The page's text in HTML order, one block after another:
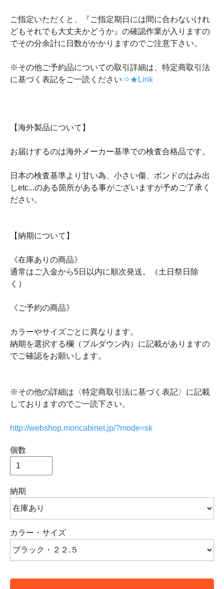
ご指定いただくと、『ご指定期日には間に合わないけれ
どもそれでも大丈夫かどうか』の確認作業が入りますの
でその分余計に日数がかかりますのでご注意下さい。
※その他ご予約品についての取引詳細は、特定商取引法
に基づく表記をご一読ください⇒★Link
【海外製品について】
お届けするのは海外メーカー基準での検査合格品です。
日本の検査基準より甘い為、小さい傷、ボンドのはみ出
しetc...のある箇所がある事がございますが予めご了承く
ださい。
【納期について】
《在庫ありの商品》
通常はご入金から5日以内に順次発送。（土日祭日除
く）
《ご予約の商品》
カラーやサイズごとに異なります。
納期を選択する欄（プルダウン内）に記載がありますの
でご確認をお願いします。
※その他の詳細は〈特定商取引法に基づく表記〉に記載
しておりますのでご一読下さい。
http://webshop.moncabinet.jp/?mode=sk
個数
納期
カラー・サイズ